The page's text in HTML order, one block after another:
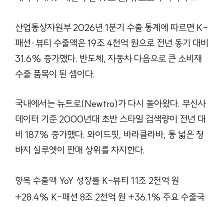
산업통상자원부 2026년 1분기 수출 통계에 따르면 K-
패션·뷰티 수출액은 19조 4천억 원으로 전년 동기 대비
31.6% 증가했다. 반도체, 자동차 다음으로 큰 소비재
수출 품목이 된 셈이다.
국내에서는 뉴트로(Newtro)가 다시 돌아왔다. 무신사
데이터 기준 2000년대 초반 스타일 검색량이 전년 대
비 187% 증가했다. 와이드핏, 바라클라바, 통 넓은 청
바지 실루엣이 판매 상위를 차지한다.
항목 수출액 YoY 성장률 K-뷰티 11조 2천억 원
+28.4% K-패션 8조 2천억 원 +36.1% 주요 수출국